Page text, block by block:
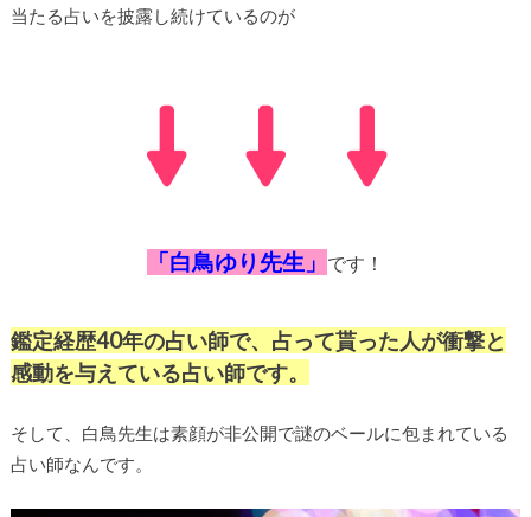
当たる占いを披露し続けているのが
「白鳥ゆり先生」 です！
鑑定経歴40年の占い師で、占って貰った人が衝撃と
感動を与えている占い師です。
そして、白鳥先生は素顔が非公開で謎のベールに包まれている
占い師なんです。